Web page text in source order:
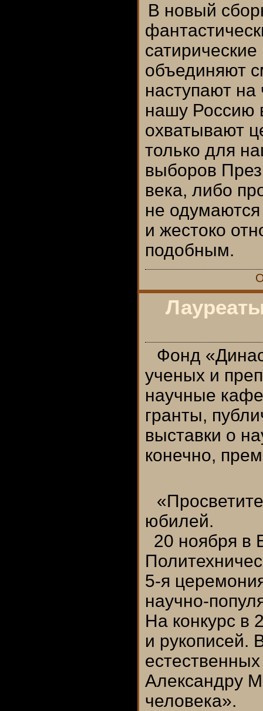
В новый
объединяют
наступают
нашу Россию
охватывают
только для
выборов
века, либо
не
и жестоко
подобным.
Фонд
ученых и
научные
гранты,
выставки о
конечно,
юбилей.
20 ноября в
5-я
научно-
На конкурс в
и рукописей.
Александру
человека».